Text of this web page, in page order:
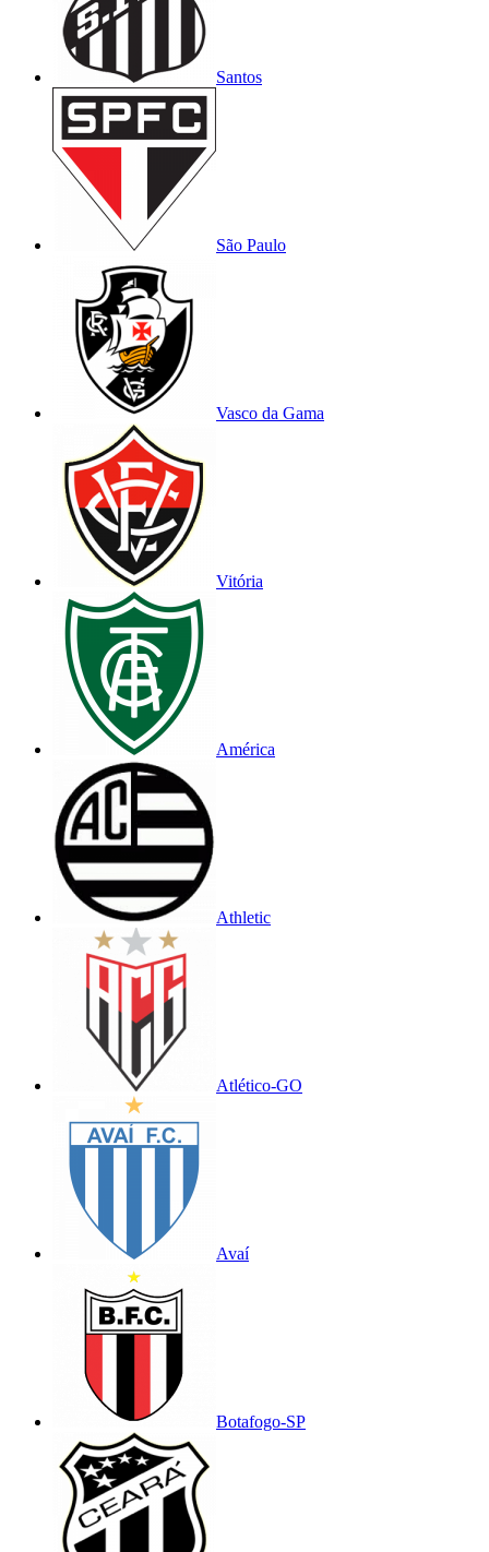
Santos
São Paulo
Vasco da Gama
Vitória
América
Athletic
Atlético-GO
Avaí
Botafogo-SP